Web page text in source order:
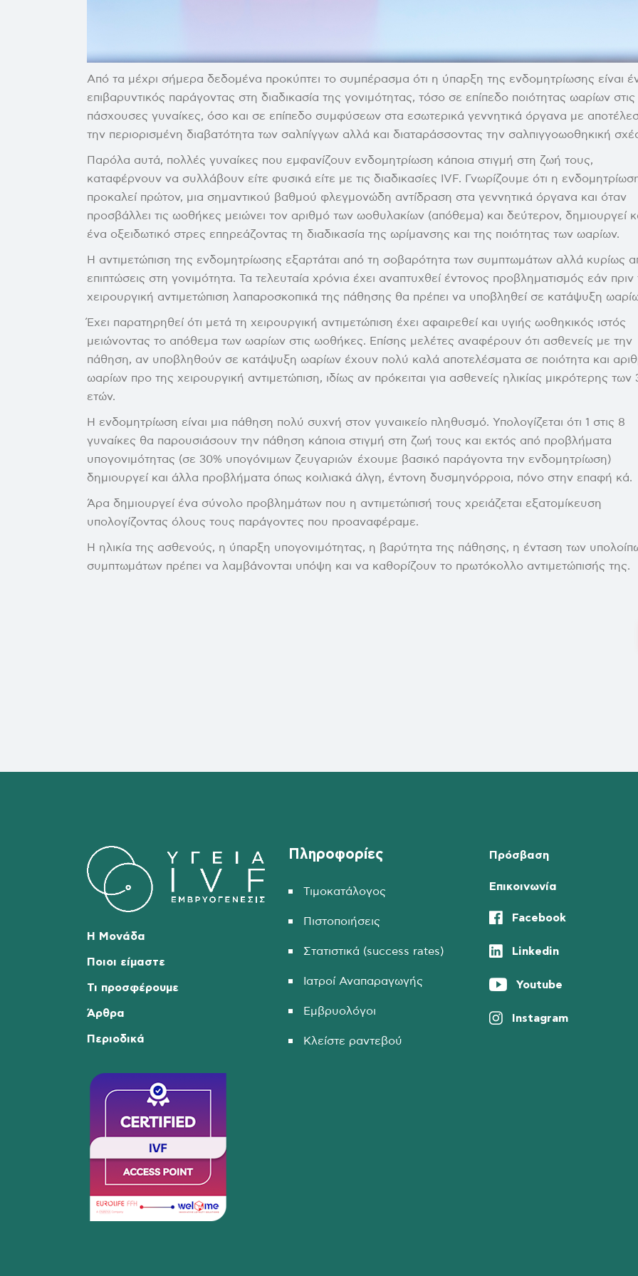
Από τα μέχρι σήμερα δεδομένα προκύπτει το συμπέρασμα ότι η ύπαρξη της ενδομητρίωσης είναι
επιβαρυντικός παράγοντας στη διαδικασία της γονιμότητας, τόσο σε επίπεδο ποιότητας ωαρίων στις
πάσχουσες γυναίκες, όσο και σε επίπεδο συμφύσεων στα εσωτερικά γεννητικά όργανα με
την περιορισμένη διαβατότητα των σαλπίγγων αλλά και διαταράσσοντας την σαλπιγγοωοθηκική
Παρόλα αυτά, πολλές γυναίκες που εμφανίζουν ενδομητρίωση κάποια στιγμή στη ζωή τους,
καταφέρνουν να συλλάβουν είτε φυσικά είτε με τις διαδικασίες IVF. Γνωρίζουμε ότι η
προκαλεί πρώτον, μια σημαντικού βαθμού φλεγμονώδη αντίδραση στα γεννητικά όργανα και όταν
προσβάλλει τις ωοθήκες μειώνει τον αριθμό των ωοθυλακίων (απόθεμα) και δεύτερον, δημιουργεί
ένα οξειδωτικό στρες επηρεάζοντας τη διαδικασία της ωρίμανσης και της ποιότητας των ωαρίων.
Η αντιμετώπιση της ενδομητρίωσης εξαρτάται από τη σοβαρότητα των συμπτωμάτων αλλά κυρίως
επιπτώσεις στη γονιμότητα. Τα τελευταία χρόνια έχει αναπτυχθεί έντονος προβληματισμός εάν πριν
χειρουργική αντιμετώπιση λαπαροσκοπικά της πάθησης θα πρέπει να υποβληθεί σε κατάψυξη
Έχει παρατηρηθεί ότι μετά τη χειρουργική αντιμετώπιση έχει αφαιρεθεί και υγιής ωοθηκικός ιστός
μειώνοντας το απόθεμα των ωαρίων στις ωοθήκες. Επίσης μελέτες αναφέρουν ότι ασθενείς με την
πάθηση, αν υποβληθούν σε κατάψυξη ωαρίων έχουν πολύ καλά αποτελέσματα σε ποιότητα και
ωαρίων προ της χειρουργική αντιμετώπιση, ιδίως αν πρόκειται για ασθενείς ηλικίας μικρότερης των
ετών.
Η ενδομητρίωση είναι μια πάθηση πολύ συχνή στον γυναικείο πληθυσμό. Υπολογίζεται ότι 1 στις 8
γυναίκες θα παρουσιάσουν την πάθηση κάποια στιγμή στη ζωή τους και εκτός από προβλήματα
υπογονιμότητας (σε 30% υπογόνιμων ζευγαριών έχουμε βασικό παράγοντα την ενδομητρίωση)
δημιουργεί και άλλα προβλήματα όπως κοιλιακά άλγη, έντονη δυσμηνόρροια, πόνο στην επαφή κά.
Άρα δημιουργεί ένα σύνολο προβλημάτων που η αντιμετώπισή τους χρειάζεται εξατομίκευση
υπολογίζοντας όλους τους παράγοντες που προαναφέραμε.
Η ηλικία της ασθενούς, η ύπαρξη υπογονιμότητας, η βαρύτητα της πάθησης, η ένταση των
συμπτωμάτων πρέπει να λαμβάνονται υπόψη και να καθορίζουν το πρωτόκολλο αντιμετώπισής της.
Η Μονάδα
Ποιοι είμαστε
Τι προσφέρουμε
Άρθρα
Περιοδικά
Πληροφορίες
Τιμοκατάλογος
Πιστοποιήσεις
Στατιστικά (success rates)
Ιατροί Αναπαραγωγής
Εμβρυολόγοι
Κλείστε ραντεβού
Πρόσβαση
Επικοινωνία
Facebook
Linkedin
Youtube
Instagram